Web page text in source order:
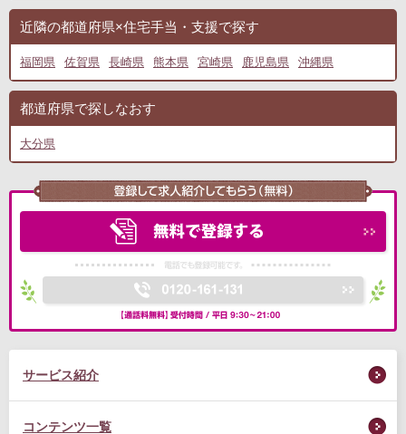
近隣の都道府県×住宅手当・支援で探す
福岡県 佐賀県 長崎県 熊本県 宮崎県 鹿児島県 沖縄県
都道府県で探しなおす
大分県
サービス紹介
コンテンツ一覧